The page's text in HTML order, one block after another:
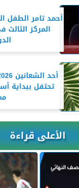
أحمد تامر الطفل
المركز
تحتفل ببداية
الأعلى قراءة